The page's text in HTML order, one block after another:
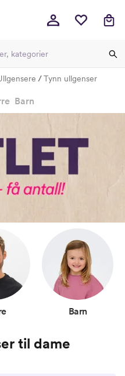
Tynn ullgenser
Barn
Barn
til dame